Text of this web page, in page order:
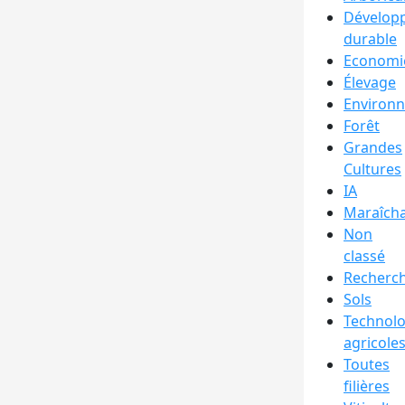
durable
Élevage
Forêt
Grandes
Cultures
IA
Non
classé
Sols
agricoles
Toutes
filières